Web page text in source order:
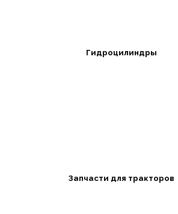
Гидроцилиндры
Запчасти для тракторов